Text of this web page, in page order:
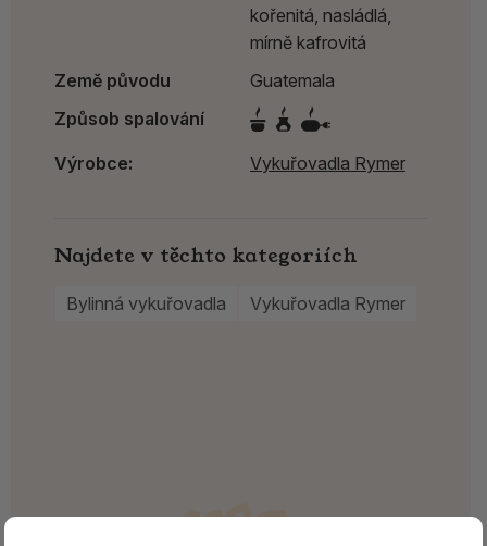
kořenitá, nasládlá,
mírně kafrovitá
Země původu
Guatemala
Způsob spalování
Výrobce: Vykuřovadla Rymer
Najdete v těchto kategoriích
Bylinná vykuřovadla Vykuřovadla Rymer